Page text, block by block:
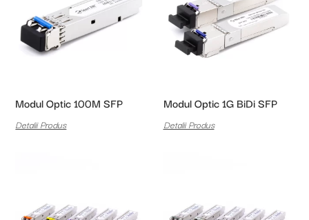
Modul Optic 100M SFP
Detalii Produs
Modul Optic 1G BiDi SFP
Detalii Produs